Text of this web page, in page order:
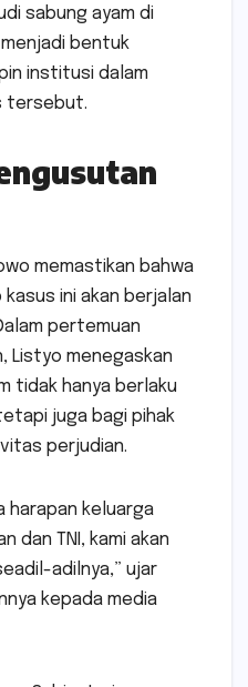
sabung ayam di
menjadi bentuk
institusi dalam
tersebut.
memastikan bahwa
ini akan berjalan
pertemuan
Listyo menegaskan
tidak hanya berlaku
juga bagi pihak
perjudian.
harapan keluarga
dan TNI, kami akan
adilnya,” ujar
kepada media